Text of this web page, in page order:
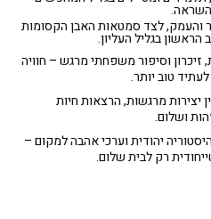
השראה.
והעמק, לצד סמטאות האבן הקסומות
בגליל העליון.
וסיפור משפחתי מרגש – חוויה
טוב יותר.
יצירות מרגשות, הרצאות חיות
ושלום.
יהודית וערכי אהבה למקום –
רק לבית שלום.